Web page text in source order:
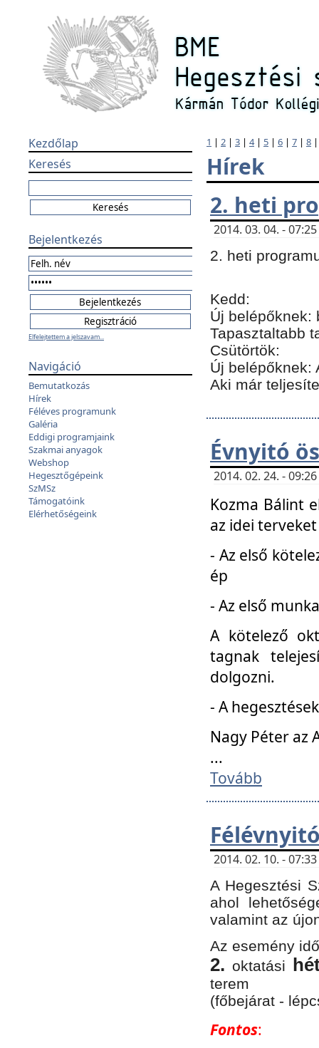
Kezdőlap
Keresés
Bejelentkezés
Elfelejtettem a jelszavam...
Navigáció
Bemutatkozás
Hírek
Féléves programunk
Galéria
Eddigi programjaink
Szakmai anyagok
Webshop
Hegesztőgépeink
SzMSz
Támogatóink
Elérhetőségeink
1 | 2 | 3 | 4| 5 | 6 | 7 | 8
Hírek
2. heti
2014. 03. 04. -
2. heti
Kedd:
Új belépőknek:
Tapasztaltabb
Csütörtök:
Új belépőknek:
Aki már
Évnyitó
2014. 02. 24. -
Kozma Bálint
az idei
- Az első
ép
- Az első
A kötelező
tagnak
dolgozni.
- A
Nagy Péter az
...
Tovább
2014. 02. 10. -
A Hegesztési
ahol
valamint az
Az esemény
2. oktatási
terem
(főbejárat -
Fontos: